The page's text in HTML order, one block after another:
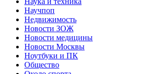
Научпоп
Недвижимость
Новости ЗОЖ
Новости медицины
Новости Москвы
Ноутбуки и ПК
Общество